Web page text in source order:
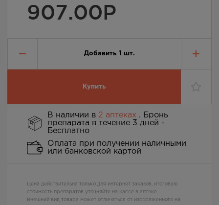
907.00Р
Добавить 1 шт.
Купить
В наличии в 2 аптеках . Бронь
препарата в течение 3 дней -
Бесплатно
Оплата при получении наличными
или банковской картой
Цена действительна только для интернет заказов, итоговую
стоимость препаратов уточняйте на кассе в аптеке
Внешний вид товара может отличаться от изображенного на